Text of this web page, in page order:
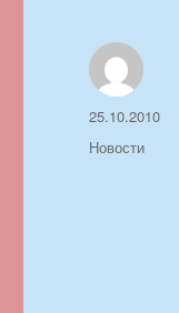
Автор
Опубликовано
25.10.2010
Рубрики
Новости